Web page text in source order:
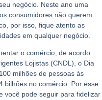
negócio. Neste ano uma
consumidores não querem
por isso, fique atento as
em qualquer negócio.
o comércio, de acordo
Lojistas (CNDL), o Dia
milhões de pessoas às
bilhões no comércio. Por esse
você pode seguir para fidelizar